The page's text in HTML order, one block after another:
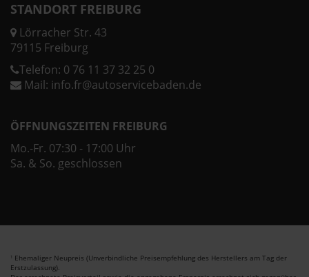
STANDORT FREIBURG
Lörracher Str. 43
79115 Freiburg
Telefon: 0 76 11 37 32 25 0
Mail: info.fr@autoservicebaden.de
ÖFFNUNGSZEITEN FREIBURG
Mo.-Fr. 07:30 - 17:00 Uhr
Sa. & So. geschlossen
1 Ehemaliger Neupreis (Unverbindliche Preisempfehlung des Herstellers am Tag der
Erstzulassung).